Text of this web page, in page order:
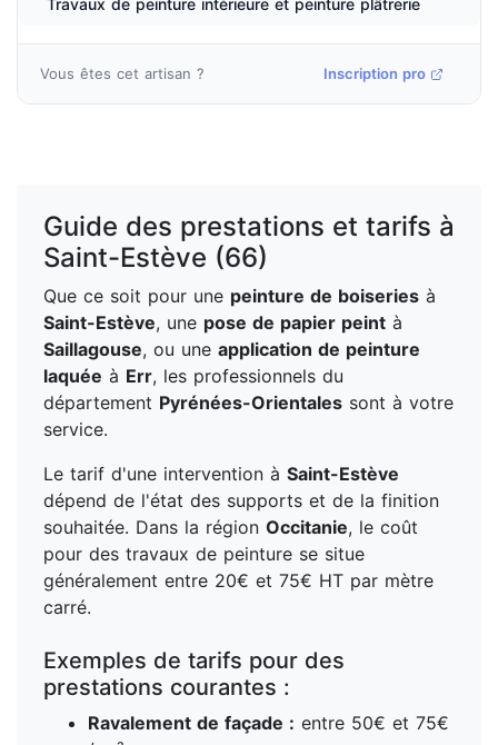
Travaux de peinture intérieure et peinture plâtrerie
Vous êtes cet artisan ? Inscription pro
Guide des prestations et tarifs à
Saint-Estève (66)
Que ce soit pour une peinture de boiseries à
Saint-Estève, une pose de papier peint à
Saillagouse, ou une application de peinture
laquée à Err, les professionnels du
département Pyrénées-Orientales sont à votre
service.
Le tarif d'une intervention à Saint-Estève
dépend de l'état des supports et de la finition
souhaitée. Dans la région Occitanie, le coût
pour des travaux de peinture se situe
généralement entre 20€ et 75€ HT par mètre
carré.
Exemples de tarifs pour des
prestations courantes :
Ravalement de façade : entre 50€ et 75€